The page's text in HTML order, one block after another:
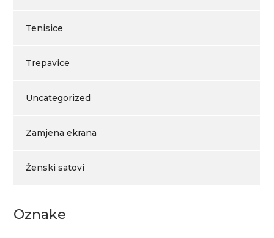
Tenisice
Trepavice
Uncategorized
Zamjena ekrana
Ženski satovi
Oznake